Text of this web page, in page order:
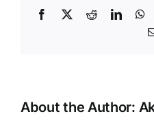
Facebook
X Reddit
About the Author: